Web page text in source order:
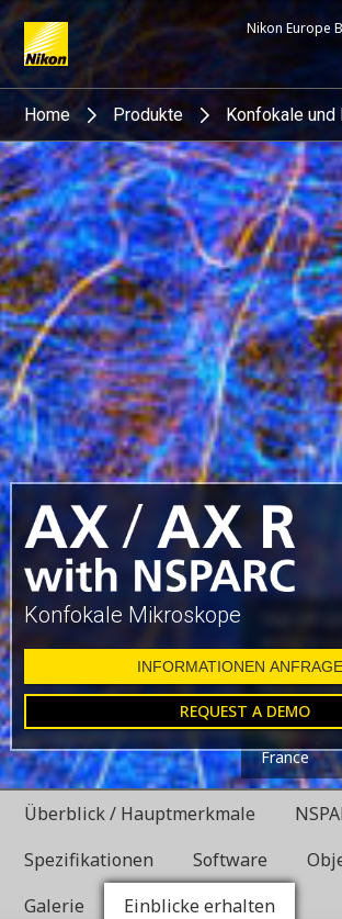
Nikon Europe
Search keyword(s)
Home Produkte Konfokale
culture
Dr.
France
Konfokale Mikroskope
INFORMATIONEN
REQUEST A DEMO
Überblick / Hauptmerkmale
Spezifikationen
Software
Galerie
Einblicke erhalten